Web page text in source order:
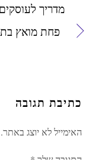
מדריך
פחת מואץ
כתיבת תגובה
האימייל לא יוצג באתר.